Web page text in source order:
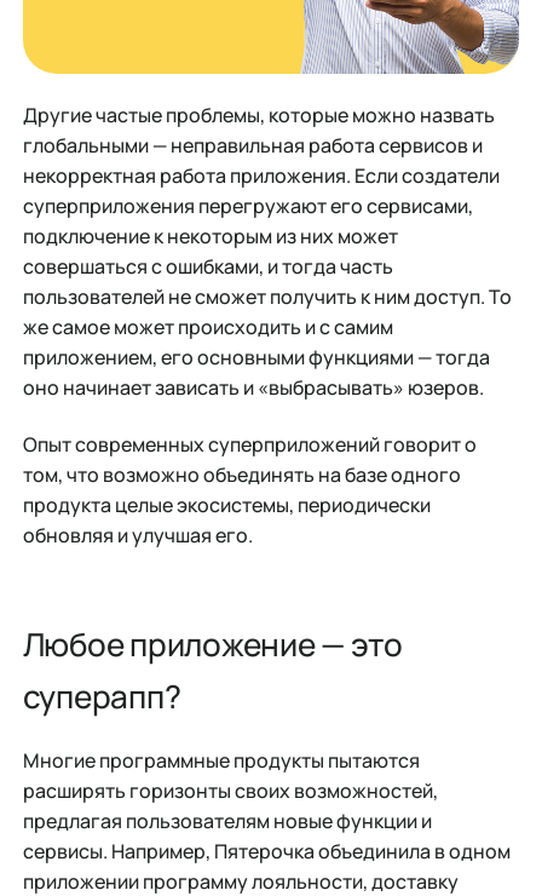
Другие частые проблемы, которые можно назвать
глобальными — неправильная работа сервисов и
некорректная работа приложения. Если создатели
суперприложения перегружают его сервисами,
подключение к некоторым из них может
совершаться с ошибками, и тогда часть
пользователей не сможет получить к ним доступ. То
же самое может происходить и с самим
приложением, его основными функциями — тогда
оно начинает зависать и «выбрасывать» юзеров.
Опыт современных суперприложений говорит о
том, что возможно объединять на базе одного
продукта целые экосистемы, периодически
обновляя и улучшая его.
Любое приложение — это
суперапп?
Многие программные продукты пытаются
расширять горизонты своих возможностей,
предлагая пользователям новые функции и
сервисы. Например, Пятерочка объединила в одном
приложении программу лояльности, доставку